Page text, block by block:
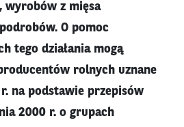
wyrobów z mięsa
O pomoc
tego działania mogą
rolnych uznane
na podstawie przepisów
2000 r. o grupach